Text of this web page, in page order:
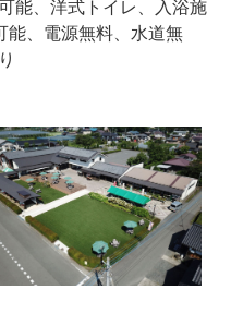
能、洋式トイレ、入浴施
能、電源無料、水道無